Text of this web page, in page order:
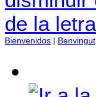
Bienvenidos | Benvingut